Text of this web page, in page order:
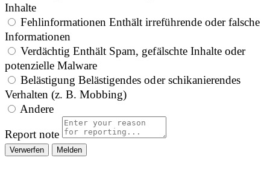
Inhalte
Fehlinformationen Enthält irreführende oder falsche
Informationen
Verdächtig Enthält Spam, gefälschte Inhalte oder
potenzielle Malware
Belästigung Belästigendes oder schikanierendes
Verhalten (z. B. Mobbing)
Andere
Report note
Melden